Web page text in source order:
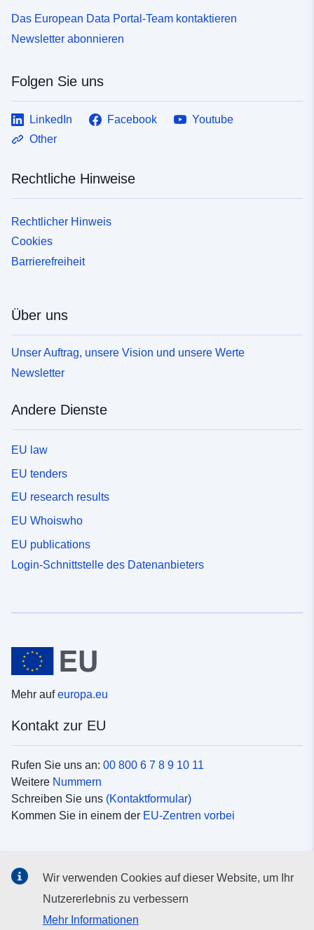
Das European Data Portal-Team kontaktieren
Newsletter abonnieren
Folgen Sie uns
LinkedIn Facebook
Youtube
Other
Rechtliche Hinweise
Rechtlicher Hinweis
Cookies
Barrierefreiheit
Über uns
Unser Auftrag, unsere Vision und unsere Werte
Newsletter
Andere Dienste
EU law
EU tenders
EU research results
EU Whoiswho
EU publications
Login-Schnittstelle des Datenanbieters
Mehr aufeuropa.eu
Kontakt zur EU
Rufen Sie uns an: 00 800 6 7 8 9 10 11
Weitere Nummern
Schreiben Sie uns (Kontaktformular)
Kommen Sie in einem der EU-Zentren vorbei
Suche nach EUSocial-Media-Kanäle
Wir verwenden Cookies auf dieser Website, um Ihr
Nutzererlebnis zu verbessern
Mehr Informationen